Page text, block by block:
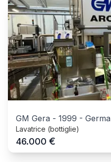
GM Gera - 1999 -
Lavatrice (bottiglie)
46.000 €